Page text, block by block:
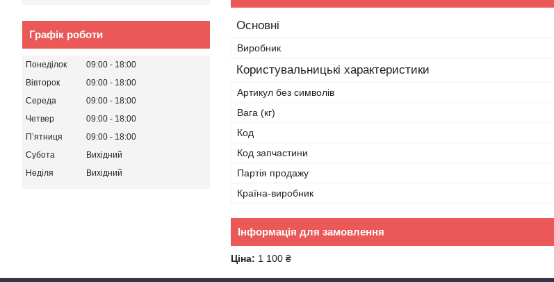
Основні
Виробник
Користувальницькі характеристики
Артикул без символів
Вага (кг)
Код
Код запчастини
Партія продажу
Країна-виробник
Інформація для замовлення
Ціна: 1 100 ₴
Графік роботи
Понеділок 09:00
18:00
Вівторок
09:00
18:00
Середа
09:00
18:00
Четвер
09:00
18:00
Пʼятниця
09:00
18:00
Субота
Вихідний
Неділя
Вихідний